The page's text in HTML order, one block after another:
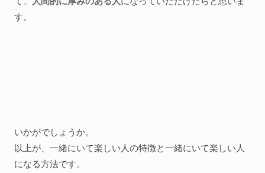
す。
いかがでしょうか。
以上が、一緒にいて楽しい人の特徴と一緒にいて楽しい人
になる方法です。